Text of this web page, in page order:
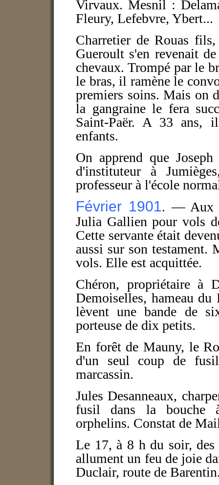
Virvaux. Mesnil :
Fleury, Lefebvre, Ybert...
Charretier de Rouas
Gueroult s'en revenait
chevaux. Trompé par le
le bras, il ramène le
premiers soins. Mais on
la gangraine le fera
Saint-Paër. A 33 ans,
enfants.
On apprend que
d'instituteur à
professeur à l'école
Février 1901. — Aux
Julia Gallien pour vols
Cette servante était
aussi sur son testament.
vols. Elle est acquittée.
Chéron, propriétaire à
Demoiselles, hameau du
lèvent une bande de
porteuse de dix petits.
En forêt de Mauny, le
d'un seul coup de
marcassin.
Jules Desanneaux,
fusil dans la bouche
orphelins. Constat de
Le 17, à 8 h du soir, des
allument un feu de joie
Duclair, route de